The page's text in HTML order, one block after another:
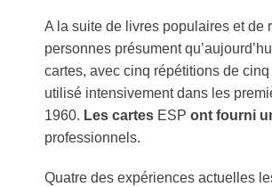
A la suite de livres populaires et de
personnes présument
cartes, avec cinq répétitions de
utilisé intensivement dans les
1960. Les cartes ESP ont fourni
professionnels.
Quatre des expériences actuelles